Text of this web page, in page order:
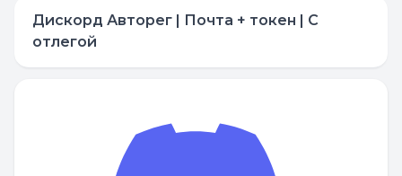
Дискорд Авторег | Почта + токен | С
отлегой